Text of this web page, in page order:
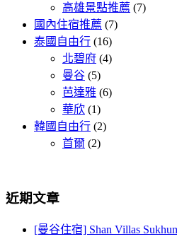
高雄景點推薦 (7)
國內住宿推薦 (7)
泰國自由行 (16)
北碧府 (4)
曼谷 (5)
芭達雅 (6)
華欣 (1)
韓國自由行 (2)
首爾 (2)
近期文章
[曼谷住宿] Shan Villas